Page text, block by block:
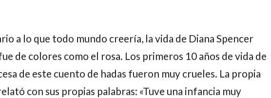
a lo que todo mundo creería, la vida de Diana Spencer
de colores como el rosa. Los primeros 10 años de vida de
de este cuento de hadas fueron muy crueles. La propia
con sus propias palabras: «Tuve una infancia muy